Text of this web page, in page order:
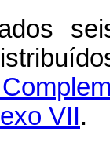
VII.